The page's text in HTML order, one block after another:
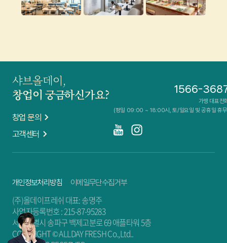
샤브올데이,
창업이 궁금하신가요?
창업 문의
고객센터
1566-
가맹 대표전
(평일 09:00 ~ 18:00시, 토/일요일 및 공휴일 휴
개인정보처리방침 이메일무단수집거부
(주)올데이프레쉬 대표: 송명주
사업자등록번호 : 215-87-95283
서울특별시 송파구 백제고분로 69 애플타워 5층
COPYRIGHT © ALLDAY FRESH Co.,Ltd..